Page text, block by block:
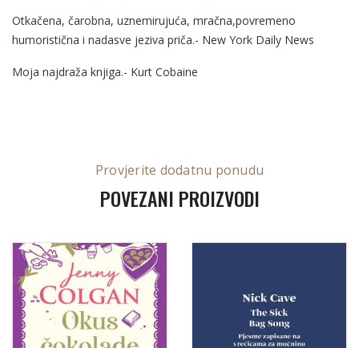
Otkačena, čarobna, uznemirujuća, mračna,povremeno
humoristična i nadasve jeziva priča.- New York Daily News
Moja najdraža knjiga.- Kurt Cobaine
Provjerite dodatnu ponudu
POVEZANI PROIZVODI